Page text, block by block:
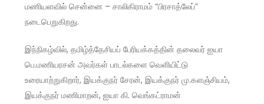
மணியளவில் சென்னை – சாலிகிராமம் “பிரசாத்லேப்”
நடைபெறுகிறது.
இந்நிகழ்வில், தமிழ்த்தேசியப் பேரியக்கத்தின் தலைவர் ஐயா
பெ.மணியரசன் அவர்கள் பாடல்களை வெளியிட்டு
உரையாற்றுகிறார், இயக்குநர் சேரன், இயக்குநர் மு.களஞ்சியம்,
இயக்குநர் மணிமாறன், ஐயா கி. வெங்கட்ராமன்